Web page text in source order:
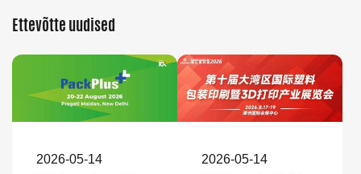
Ettevõtte uudised
2026-05-14 2026-05-14